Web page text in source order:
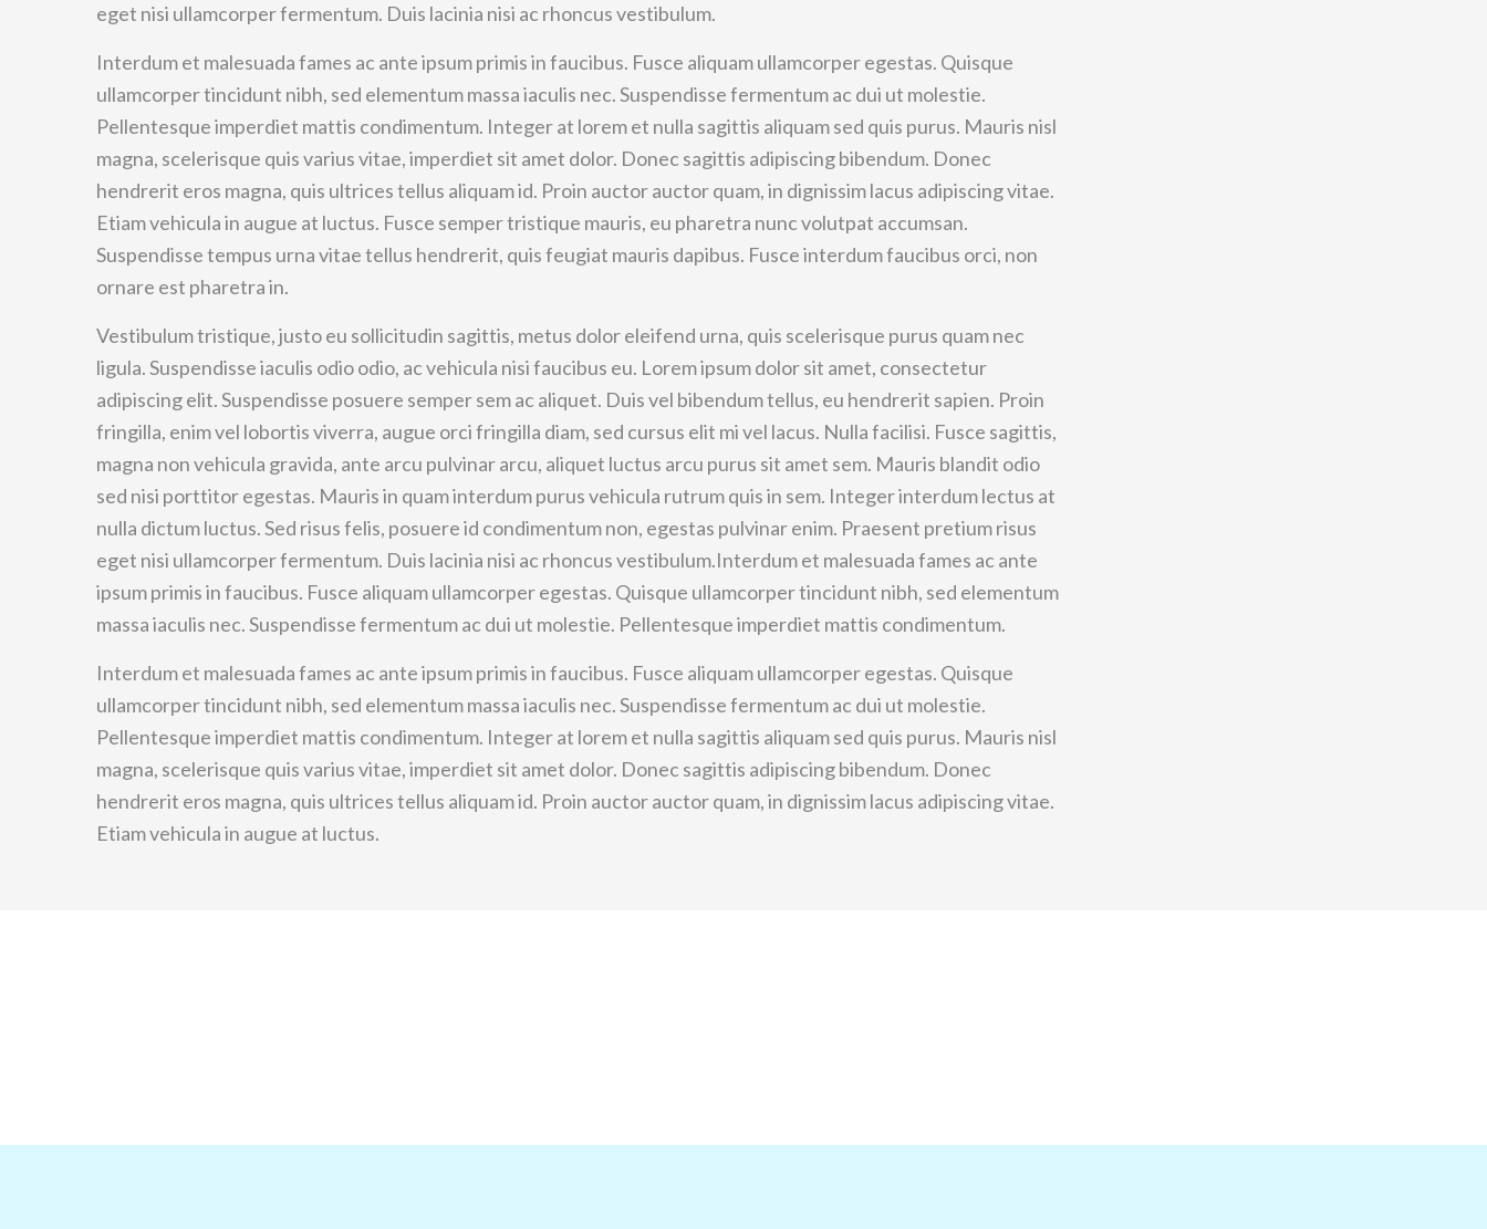
eget nisi ullamcorper fermentum. Duis lacinia nisi ac rhoncus vestibulum.
Interdum et malesuada fames ac ante ipsum primis in faucibus. Fusce aliquam ullamcorper egestas. Quisque
ullamcorper tincidunt nibh, sed elementum massa iaculis nec. Suspendisse fermentum ac dui ut molestie.
Pellentesque imperdiet mattis condimentum. Integer at lorem et nulla sagittis aliquam sed quis purus. Mauris nisl
magna, scelerisque quis varius vitae, imperdiet sit amet dolor. Donec sagittis adipiscing bibendum. Donec
hendrerit eros magna, quis ultrices tellus aliquam id. Proin auctor auctor quam, in dignissim lacus adipiscing vitae.
Etiam vehicula in augue at luctus. Fusce semper tristique mauris, eu pharetra nunc volutpat accumsan.
Suspendisse tempus urna vitae tellus hendrerit, quis feugiat mauris dapibus. Fusce interdum faucibus orci, non
ornare est pharetra in.
Vestibulum tristique, justo eu sollicitudin sagittis, metus dolor eleifend urna, quis scelerisque purus quam nec
ligula. Suspendisse iaculis odio odio, ac vehicula nisi faucibus eu. Lorem ipsum dolor sit amet, consectetur
adipiscing elit. Suspendisse posuere semper sem ac aliquet. Duis vel bibendum tellus, eu hendrerit sapien. Proin
fringilla, enim vel lobortis viverra, augue orci fringilla diam, sed cursus elit mi vel lacus. Nulla facilisi. Fusce sagittis,
magna non vehicula gravida, ante arcu pulvinar arcu, aliquet luctus arcu purus sit amet sem. Mauris blandit odio
sed nisi porttitor egestas. Mauris in quam interdum purus vehicula rutrum quis in sem. Integer interdum lectus at
nulla dictum luctus. Sed risus felis, posuere id condimentum non, egestas pulvinar enim. Praesent pretium risus
eget nisi ullamcorper fermentum. Duis lacinia nisi ac rhoncus vestibulum.Interdum et malesuada fames ac ante
ipsum primis in faucibus. Fusce aliquam ullamcorper egestas. Quisque ullamcorper tincidunt nibh, sed elementum
massa iaculis nec. Suspendisse fermentum ac dui ut molestie. Pellentesque imperdiet mattis condimentum.
Interdum et malesuada fames ac ante ipsum primis in faucibus. Fusce aliquam ullamcorper egestas. Quisque
ullamcorper tincidunt nibh, sed elementum massa iaculis nec. Suspendisse fermentum ac dui ut molestie.
Pellentesque imperdiet mattis condimentum. Integer at lorem et nulla sagittis aliquam sed quis purus. Mauris nisl
magna, scelerisque quis varius vitae, imperdiet sit amet dolor. Donec sagittis adipiscing bibendum. Donec
hendrerit eros magna, quis ultrices tellus aliquam id. Proin auctor auctor quam, in dignissim lacus adipiscing vitae.
Etiam vehicula in augue at luctus.